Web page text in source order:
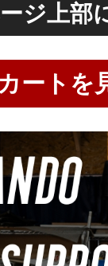
ジ上部
カートを